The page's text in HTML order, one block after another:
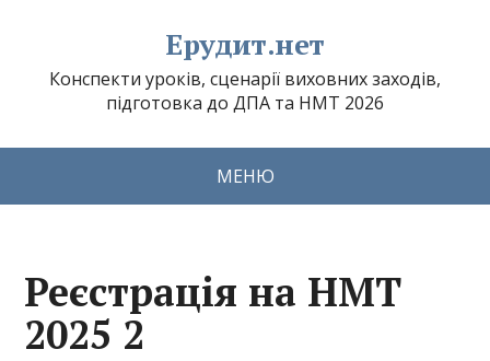
Ерудит.нет
Конспекти уроків, сценарії виховних заходів,
підготовка до ДПА та НМТ 2026
МЕНЮ
Реєстрація на НМТ
2025 2